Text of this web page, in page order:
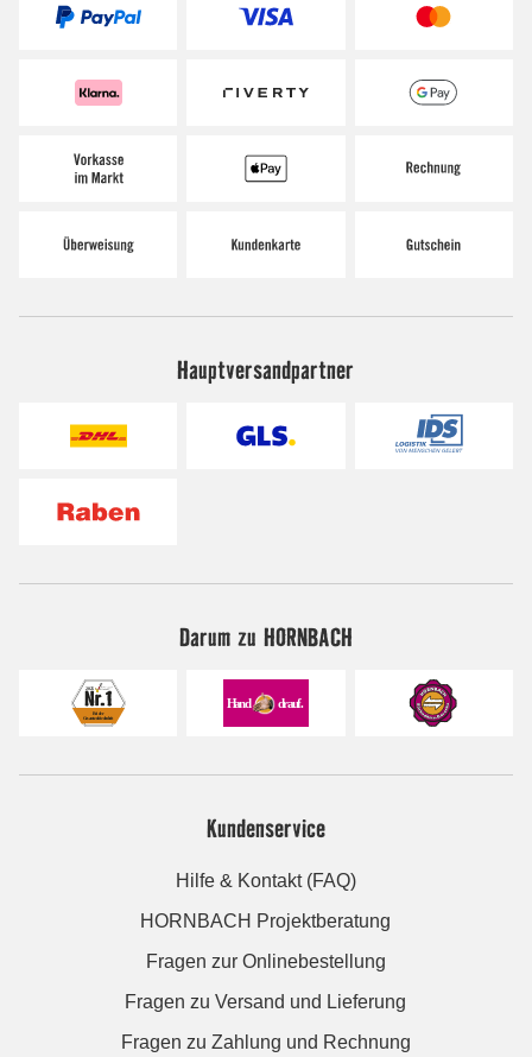
Hauptversandpartner
Darum zu HORNBACH
Kundenservice
Hilfe & Kontakt (FAQ)
HORNBACH Projektberatung
Fragen zur Onlinebestellung
Fragen zu Versand und Lieferung
Fragen zu Zahlung und Rechnung